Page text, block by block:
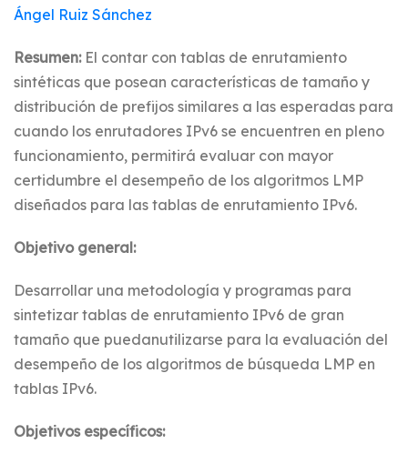
Ángel Ruiz Sánchez
Resumen: El contar con tablas de enrutamiento
sintéticas que posean características de tamaño y
distribución de prefijos similares a las esperadas para
cuando los enrutadores IPv6 se encuentren en pleno
funcionamiento, permitirá evaluar con mayor
certidumbre el desempeño de los algoritmos LMP
diseñados para las tablas de enrutamiento IPv6.
Objetivo general:
Desarrollar una metodología y programas para
sintetizar tablas de enrutamiento IPv6 de gran
tamaño que puedanutilizarse para la evaluación del
desempeño de los algoritmos de búsqueda LMP en
tablas IPv6.
Objetivos específicos: